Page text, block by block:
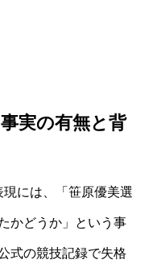
実の有無と背
現には、「笹原優美選
かどうか」という事
式の競技記録で失格